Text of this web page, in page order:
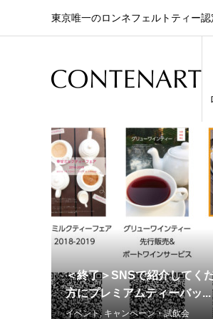
東京唯一のロンネフェルトティー認
キャンペーン・
＜終了＞SNSで紹介してく
方にプレミアムティーバッ...
イベント, キャンペーン・試飲会